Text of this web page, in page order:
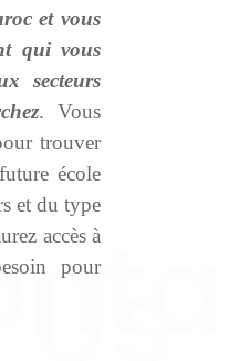
FORMATION
CONTINUE
et vous
qui vous
secteurs
. Vous
trouver
école
et du type
accès à
pour